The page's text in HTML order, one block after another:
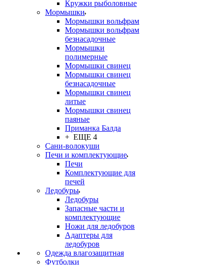
Кружки рыболовные
Мормышки
Мормышки вольфрам
Мормышки вольфрам
безнасадочные
Мормышки
полимерные
Мормышки свинец
Мормышки свинец
безнасадочные
Мормышки свинец
литые
Мормышки свинец
паяные
Приманка Балда
+ ЕЩЕ 4
Сани-волокуши
Печи и комплектующие
Печи
Комплектующие для
печей
Ледобуры
Ледобуры
Запасные части и
комплектующие
Ножи для ледобуров
Адаптеры для
ледобуров
Одежда влагозащитная
Футболки